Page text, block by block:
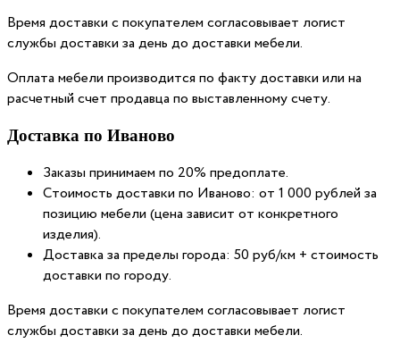
Время доставки с покупателем согласовывает логист
службы доставки за день до доставки мебели.
Оплата мебели производится по факту доставки или на
расчетный счет продавца по выставленному счету.
Доставка по Иваново
Заказы принимаем по 20% предоплате.
Стоимость доставки по Иваново: от 1 000 рублей за
позицию мебели (цена зависит от конкретного
изделия).
Доставка за пределы города: 50 руб/км + стоимость
доставки по городу.
Время доставки с покупателем согласовывает логист
службы доставки за день до доставки мебели.